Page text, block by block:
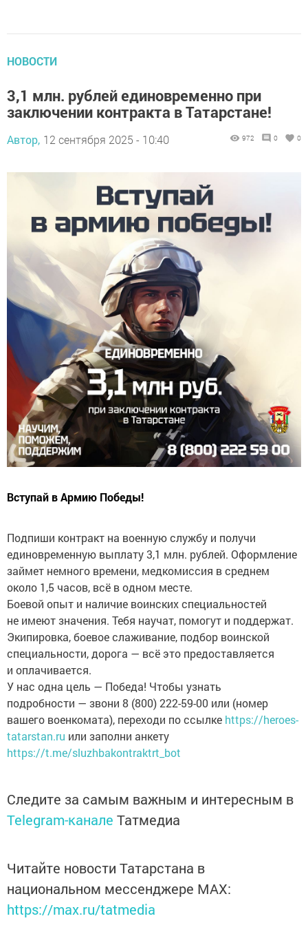
НОВОСТИ
3,1 млн. рублей единовременно при
заключении контракта в Татарстане!
Автор, 12 сентября 2025 - 10:40 972 0 0
Вступай в Армию Победы!
Подпиши контракт на военную службу и получи
единовременную выплату 3,1 млн. рублей. Оформление
займет немного времени, медкомиссия в среднем
около 1,5 часов, всё в одном месте.
Боевой опыт и наличие воинских специальностей
не имеют значения. Тебя научат, помогут и поддержат.
Экипировка, боевое слаживание, подбор воинской
специальности, дорога — всё это предоставляется
и оплачивается.
У нас одна цель — Победа! Чтобы узнать
подробности — звони 8 (800) 222-59-00 или (номер
вашего военкомата), переходи по ссылке https://heroes-
tatarstan.ru или заполни анкету
https://t.me/sluzhbakontraktrt_bot
Следите за самым важным и интересным в
Telegram-канале Татмедиа
Читайте новости Татарстана в
национальном мессенджере MАХ:
https://max.ru/tatmedia